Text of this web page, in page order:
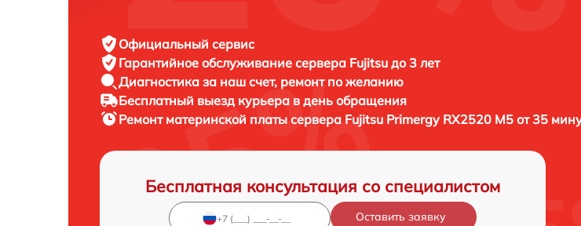
Официальный сервис
Гарантийное обслуживание сервера Fujitsu до 3 лет
Диагностика за наш счет, ремонт по желанию
Бесплатный выезд курьера в день обращения
Ремонт материнской платы сервера Fujitsu Primergy RX2520 M5 от 35
Бесплатная консультация со специалистом
Оставить заявку